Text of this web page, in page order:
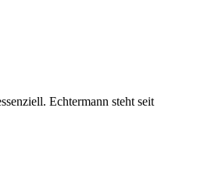
Echtermann steht seit